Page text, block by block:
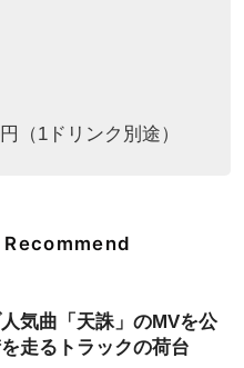
（1ドリンク別途）
Recommend
気曲「天誅」のMVを公
走るトラックの荷台